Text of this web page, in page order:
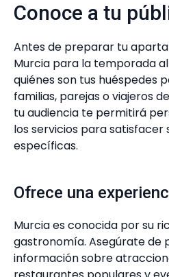
Conoce a tu
Antes de preparar tu
Murcia para la temporada
quiénes son tus huéspedes
familias, parejas o viajeros
tu audiencia te permitirá
los servicios para satisfacer
específicas.
Ofrece una
Murcia es conocida por su
gastronomía. Asegúrate de
información sobre